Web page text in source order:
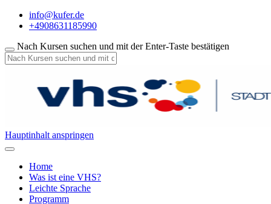
info@kufer.de
+4908631185990
Nach Kursen suchen und mit der Enter-Taste bestätigen
Hauptinhalt anspringen
Home
Was ist eine VHS?
Leichte Sprache
Programm